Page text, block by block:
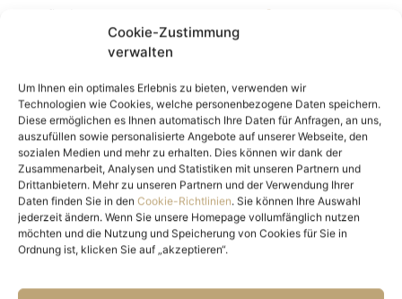
Cookie-Zustimmung
verwalten
Um Ihnen ein optimales Erlebnis zu bieten, verwenden wir
Technologien wie Cookies, welche personenbezogene Daten speichern.
Diese ermöglichen es Ihnen automatisch Ihre Daten für Anfragen, an uns,
auszufüllen sowie personalisierte Angebote auf unserer Webseite, den
sozialen Medien und mehr zu erhalten. Dies können wir dank der
Zusammenarbeit, Analysen und Statistiken mit unseren Partnern und
Drittanbietern. Mehr zu unseren Partnern und der Verwendung Ihrer
Daten finden Sie in den Cookie-Richtlinien. Sie können Ihre Auswahl
jederzeit ändern. Wenn Sie unsere Homepage vollumfänglich nutzen
möchten und die Nutzung und Speicherung von Cookies für Sie in
Ordnung ist, klicken Sie auf „akzeptieren“.
70,51 m²
3,47 m²
Anzahl Zimmer
3
Anzahl Schlafzimmer
2
Anzahl Badezimmer
1
Anzahl sep. WC
1
Balkon-/Terrassenfläche
3,47 m²
Loggien
1
Ausstattung
Befeuerung
Solar, Erdwärme